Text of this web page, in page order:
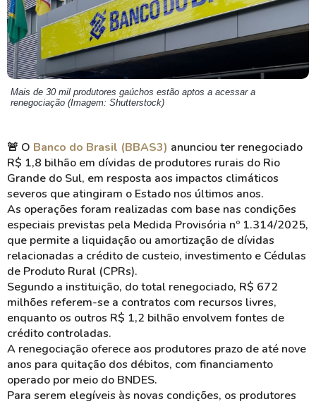
Mais de 30 mil produtores gaúchos estão aptos a acessar a
renegociação (Imagem: Shutterstock)
🚨 O Banco do Brasil (BBAS3) anunciou ter renegociado
R$ 1,8 bilhão em dívidas de produtores rurais do Rio
Grande do Sul, em resposta aos impactos climáticos
severos que atingiram o Estado nos últimos anos.
As operações foram realizadas com base nas condições
especiais previstas pela Medida Provisória nº 1.314/2025,
que permite a liquidação ou amortização de dívidas
relacionadas a crédito de custeio, investimento e Cédulas
de Produto Rural (CPRs).
Segundo a instituição, do total renegociado, R$ 672
milhões referem-se a contratos com recursos livres,
enquanto os outros R$ 1,2 bilhão envolvem fontes de
crédito controladas.
A renegociação oferece aos produtores prazo de até nove
anos para quitação dos débitos, com financiamento
operado por meio do BNDES.
Para serem elegíveis às novas condições, os produtores